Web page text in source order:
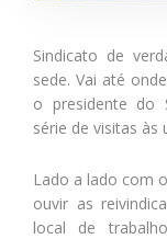
Sindicato de
sede. Vai até
o presidente do
série de visitas às
Lado a lado com
ouvir as
local de